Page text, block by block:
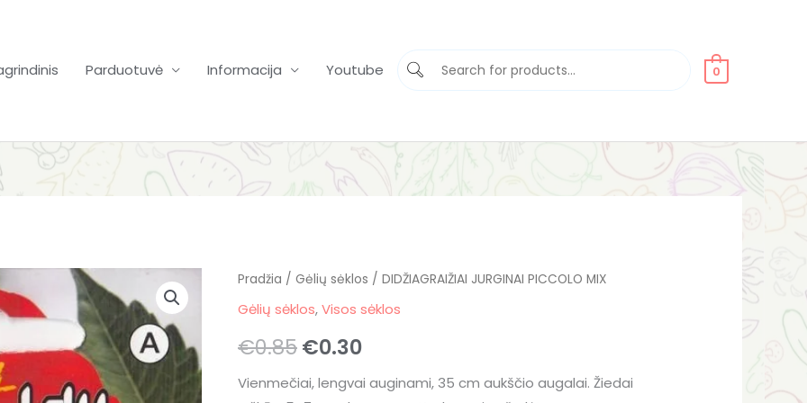
Parduotuvė Informacija Youtube 0
Pradžia / Gėlių sėklos / DIDŽIAGRAIŽIAI JURGINAI PICCOLO MIX
Gėlių sėklos,Visos sėklos
€0.85
Original
price
was:
€0.85.
€0.30
Current
price
€0.30.
Vienmečiai, lengvai auginami, 35 cm aukščio augalai. Žiedai
produkto
kiekis:
JURGINAI
PICCOLO